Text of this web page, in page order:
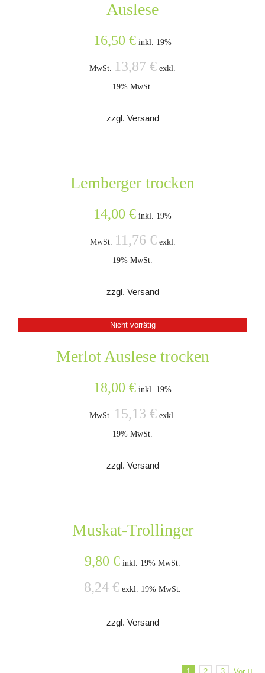
Auslese
16,50 € inkl. 19%
MwSt. 13,87 € exkl.
19% MwSt.
zzgl. Versand
Lemberger trocken
14,00 € inkl. 19%
MwSt. 11,76 €exkl.
19% MwSt.
zzgl. Versand
Nicht vorrätig
Merlot Auslese trocken
18,00 € inkl. 19%
MwSt. 15,13 € exkl.
19% MwSt.
zzgl. Versand
Muskat-Trollinger
9,80 € inkl. 19% MwSt.
8,24 € exkl. 19% MwSt.
zzgl. Versand